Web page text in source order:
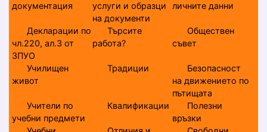
документация
услуги и образци
на документи
личните данни
Декларации по
чл.220, ал.3 от
ЗПУО
Търсите
работа?
Обществен
съвет
Училищен
живот
Традиции
Безопасност
на движението по
пътищата
Учители по
учебни предмети
Квалификации
Полезни
връзки